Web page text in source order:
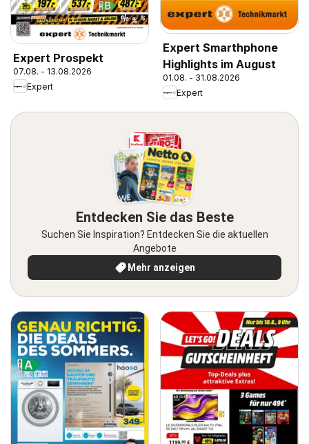
Expert Prospekt
07.08. - 13.08.2026
Expert
Expert Smarthphone
Highlights im August
01.08. - 31.08.2026
Expert
Entdecken Sie das Beste
Suchen Sie Inspiration? Entdecken Sie die aktuellen
Angebote
Mehr anzeigen